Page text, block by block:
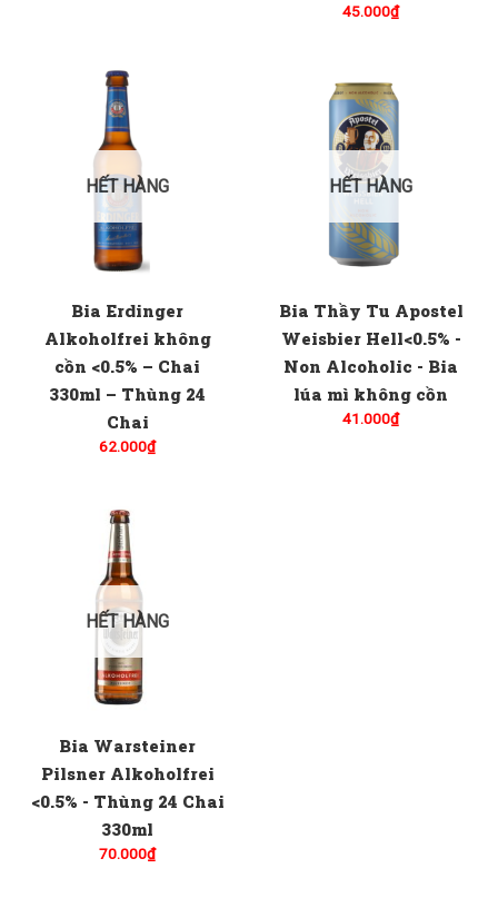
45.000₫
HẾT HÀNG
Bia Erdinger
Alkoholfrei không
cồn <0.5% – Chai
330ml – Thùng 24
Chai
62.000₫
HẾT HÀNG
Bia Thầy Tu Apostel
Weisbier Hell<0.5% -
Non Alcoholic - Bia
lúa mì không cồn
41.000₫
HẾT HÀNG
Bia Warsteiner
Pilsner Alkoholfrei
<0.5% - Thùng 24 Chai
330ml
70.000₫